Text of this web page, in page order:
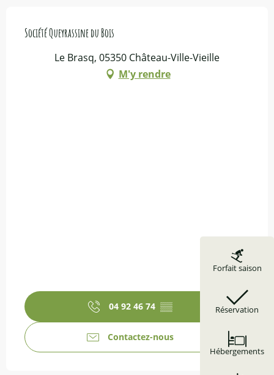
Forfait saison
Réservation
Hébergements
Société Queyrassine du Bois
Le Brasq, 05350 Château-Ville-Vieille
M'y rendre
04 92 46 74 ▒▒
Contactez-nous